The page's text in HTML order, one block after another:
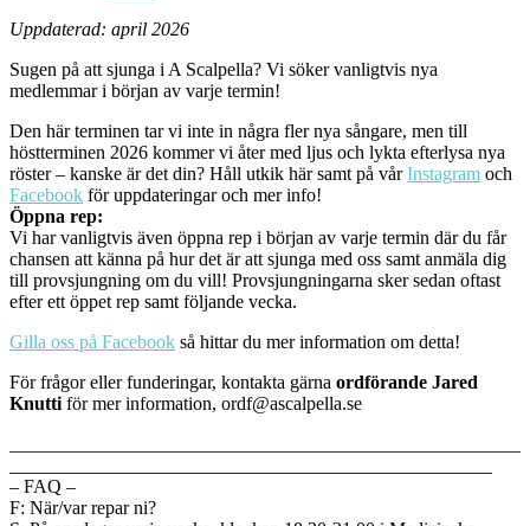
Uppdaterad: april 2026
Sugen på att sjunga i A Scalpella? Vi söker vanligtvis nya
medlemmar i början av varje termin!
Den här terminen tar vi inte in några fler nya sångare, men till
höstterminen 2026 kommer vi åter med ljus och lykta efterlysa nya
röster – kanske är det din? Håll utkik här samt på vårInstagram och
Facebook för uppdateringar och mer info!
Öppna rep:
Vi har vanligtvis även öppna rep i början av varje termin där du får
chansen att känna på hur det är att sjunga med oss samt anmäla dig
till provsjungning om du vill! Provsjungningarna sker sedan oftast
efter ett öppet rep samt följande vecka.
Gilla oss på Facebook så hittar du mer information om detta!
För frågor eller funderingar, kontakta gärna ordförande Jared
Knutti för mer information, ordf@ascalpella.se
– FAQ –
F: När/var repar ni?